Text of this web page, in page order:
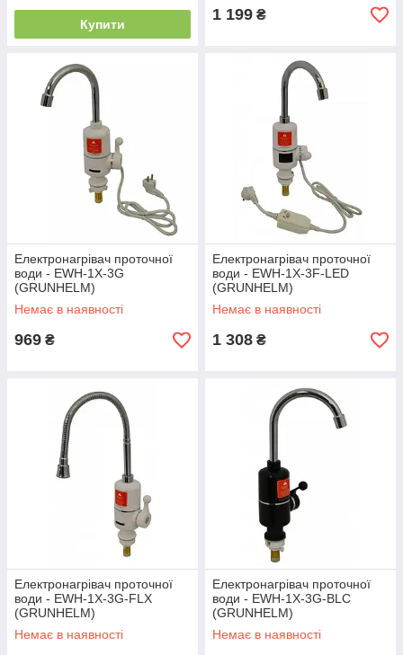
Купити
1 199 ₴
Електронагрівач проточної
води - EWH-1X-3G
(GRUNHELM)
Немає в наявності
969 ₴
Електронагрівач проточної
води - EWH-1X-3F-LED
(GRUNHELM)
Немає в наявності
1 308 ₴
Електронагрівач проточної
води - EWH-1X-3G-FLX
(GRUNHELM)
Немає в наявності
Електронагрівач проточної
води - EWH-1X-3G-BLC
(GRUNHELM)
Немає в наявності